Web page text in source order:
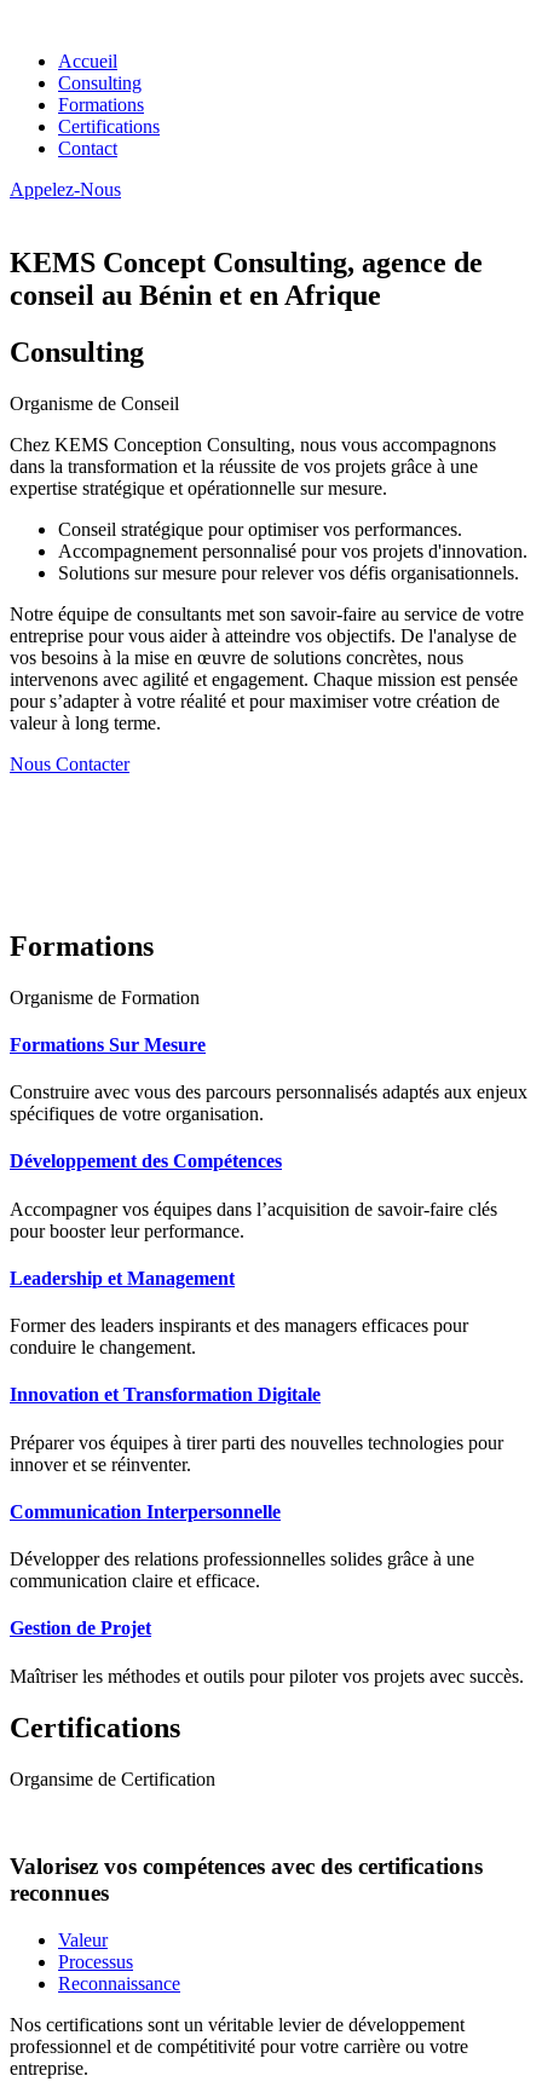
Accueil
Consulting
Formations
Certifications
Contact
Appelez-Nous
KEMS Concept Consulting, agence de
conseil au Bénin et en Afrique
Consulting
Organisme de Conseil
Chez KEMS Conception Consulting, nous vous accompagnons
dans la transformation et la réussite de vos projets grâce à une
expertise stratégique et opérationnelle sur mesure.
Conseil stratégique pour optimiser vos performances.
Accompagnement personnalisé pour vos projets d'innovation.
Solutions sur mesure pour relever vos défis organisationnels.
Notre équipe de consultants met son savoir-faire au service de votre
entreprise pour vous aider à atteindre vos objectifs. De l'analyse de
vos besoins à la mise en œuvre de solutions concrètes, nous
intervenons avec agilité et engagement. Chaque mission est pensée
pour s’adapter à votre réalité et pour maximiser votre création de
valeur à long terme.
Nous Contacter
Formations
Organisme de Formation
Formations Sur Mesure
Construire avec vous des parcours personnalisés adaptés aux enjeux
spécifiques de votre organisation.
Développement des Compétences
Accompagner vos équipes dans l’acquisition de savoir-faire clés
pour booster leur performance.
Leadership et Management
Former des leaders inspirants et des managers efficaces pour
conduire le changement.
Innovation et Transformation Digitale
Préparer vos équipes à tirer parti des nouvelles technologies pour
innover et se réinventer.
Communication Interpersonnelle
Développer des relations professionnelles solides grâce à une
communication claire et efficace.
Gestion de Projet
Maîtriser les méthodes et outils pour piloter vos projets avec succès.
Certifications
Organsime de Certification
Valorisez vos compétences avec des certifications
reconnues
Valeur
Processus
Reconnaissance
Nos certifications sont un véritable levier de développement
professionnel et de compétitivité pour votre carrière ou votre
entreprise.